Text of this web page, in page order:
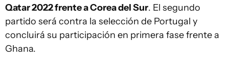
Qatar 2022 frente a Corea del Sur. El segundo
partido será contra la selección de Portugal y
concluirá su participación en primera fase frente a
Ghana.